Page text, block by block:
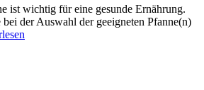
ist wichtig für eine gesunde Ernährung.
der Auswahl der geeigneten Pfanne(n)